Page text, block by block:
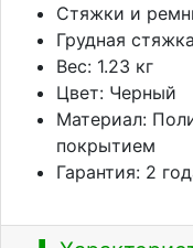
Стяжки и
Грудная стяжка
Вес: 1.23 кг
Цвет: Черный
Материал:
покрытием
Гарантия: 2